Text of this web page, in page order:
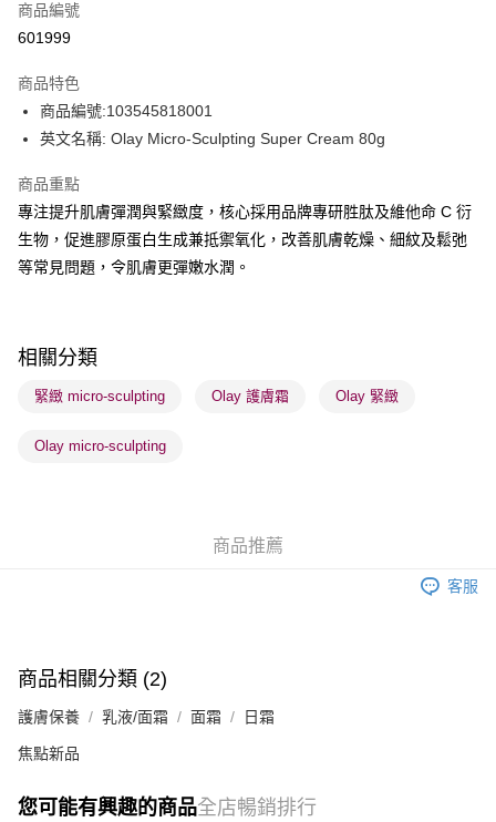
Apple Pay
PayMe
WeChat Pay
BoC Pay
送貨方式
順豐自助櫃 - 確認發貨後1-3個工作天送達
順豐站及營業點 - 確認發貨後1-3個工作天送達
物流公司進行物流配送
取。逾期會取消訂單，並不會安排重寄
每筆HK$20.00，滿HK$100.00或以上免運費
澳門地區配送 - 確認發貨後1-4個工作天送達
商品編號
601999
商品特色
商品編號:103545818001
英文名稱: Olay Micro-Sculpting Super Cream 80g
商品重點
專注提升肌膚彈潤與緊緻度，核心採用品牌專研胜肽及維他命 C 衍
生物，促進膠原蛋白生成兼抵禦氧化，改善肌膚乾燥、細紋及鬆弛
等常見問題，令肌膚更彈嫩水潤。
相關分類
緊緻 micro-sculpting Olay 護膚霜 Olay 緊緻
Olay micro-sculpting
商品推薦
客服
商品相關分類 (2)
護膚保養 乳液/面霜 面霜 日霜
焦點新品
您可能有興趣的商品全店暢銷排行